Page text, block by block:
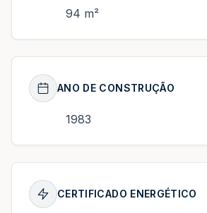
94 m²
ANO DE CONSTRUÇÃO
1983
CERTIFICADO ENERGÉTICO